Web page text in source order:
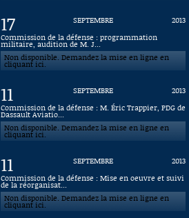
17 SEPTEMBRE
2013
Commission de la défense : programmation
militaire, audition de M. J...
Non disponible. Demandez la mise en ligne en
cliquant ici.
11 SEPTEMBRE
2013
Commission de la défense : M. Éric Trappier, PDG de
Dassault Aviatio...
Non disponible. Demandez la mise en ligne en
cliquant ici.
11 SEPTEMBRE
2013
Commission de la défense : Mise en oeuvre et suivi
de la réorganisat...
Non disponible. Demandez la mise en ligne en
cliquant ici.